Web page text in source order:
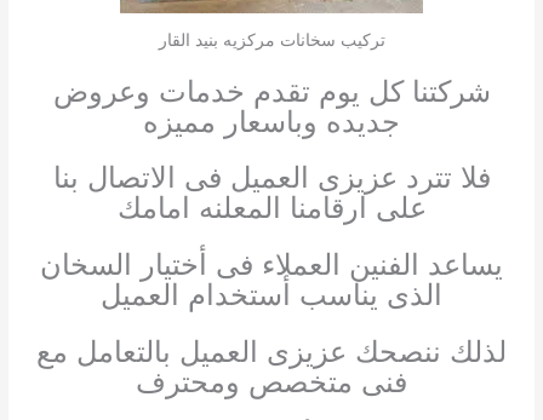
تركيب سخانات مركزيه بنيد القار
شركتنا كل يوم تقدم خدمات وعروض
جديده وباسعار مميزه
فلا تترد عزيزى العميل فى الاتصال بنا
على ارقامنا المعلنه امامك
يساعد الفنين العملاء فى أختيار السخان
الذى يناسب أستخدام العميل
لذلك ننصحك عزيزى العميل بالتعامل مع
فنى متخصص ومحترف